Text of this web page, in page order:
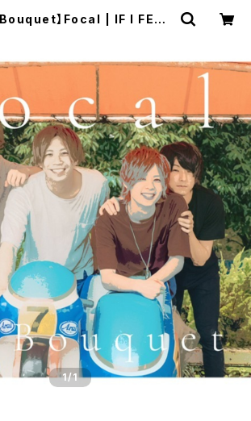
】Focal | IF I FELL
1/1